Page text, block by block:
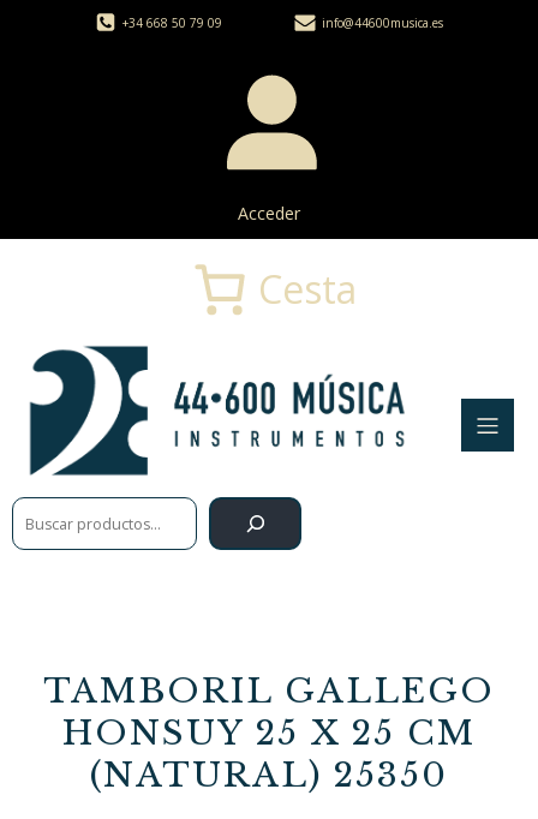
+34 668 50 79 09 info@44600musica.es
Acceder
Buscar
Cesta
TAMBORIL GALLEGO
HONSUY 25 X 25 CM
(NATURAL) 25350